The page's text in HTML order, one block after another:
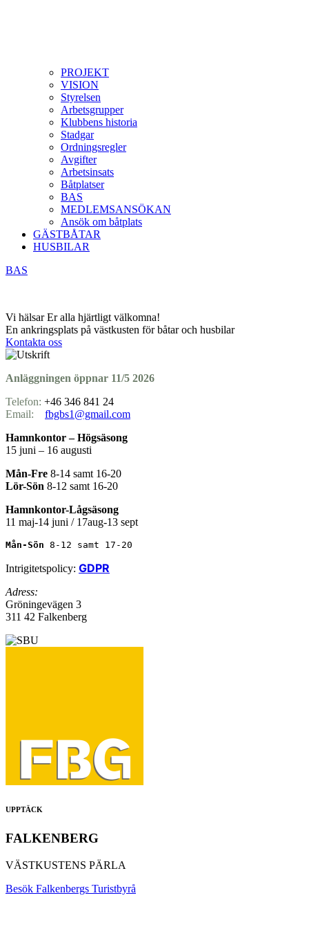
PROJEKT
VISION
Styrelsen
Arbetsgrupper
Klubbens historia
Stadgar
Ordningsregler
Avgifter
Arbetsinsats
Båtplatser
BAS
MEDLEMSANSÖKAN
Ansök om båtplats
GÄSTBÅTAR
HUSBILAR
BAS
Vi hälsar Er alla hjärtligt välkomna!
En ankringsplats på västkusten för båtar och husbilar
Kontakta oss
Anläggningen öppnar 11/5 2026
Telefon: +46 346 841 24
Email: fbgbs1@gmail.com
Hamnkontor – Högsäsong
15 juni – 16 augusti
Mån-Fre 8-14 samt 16-20
Lör-Sön 8-12 samt 16-20
Hamnkontor-Lågsäsong
11 maj-14 juni / 17aug-13 sept
Mån-Sön 8-12 samt 17-20
Intrigitetspolicy: GDPR
Adress:
Gröningevägen 3
311 42 Falkenberg
UPPTÄCK
FALKENBERG
VÄSTKUSTENS PÄRLA
Besök Falkenbergs Turistbyrå